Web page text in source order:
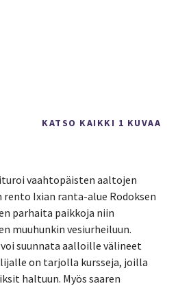
KATSO KAIKKI 1 KUVAA
vaahtopäisten aaltojen
Ixian ranta-alue Rodoksen
parhaita paikkoja niin
muuhunkin vesiurheiluun.
suunnata aalloille välineet
on tarjolla kursseja, joilla
haltuun. Myös saaren